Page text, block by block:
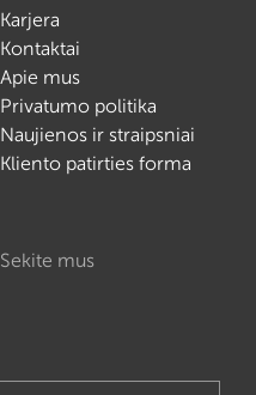
Karjera
Kontaktai
Apie mus
Privatumo politika
Naujienos ir straipsniai
Kliento patirties forma
Sekite mus